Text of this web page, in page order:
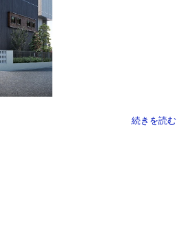
続きを読む